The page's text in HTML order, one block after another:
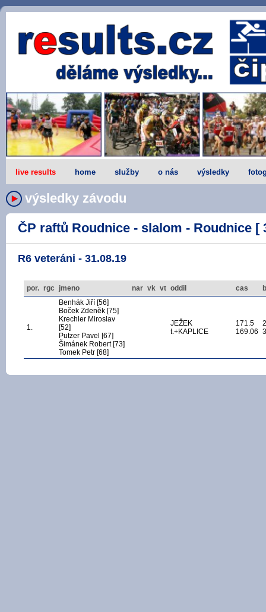
live results home služby o nás výsledky
výsledky závodu
ČP raftů Roudnice - slalom - Roudnice [
R6 veteráni - 31.08.19
por. rgc jmeno nar vk vt oddil cas
1.
Benhák Jiří [56]
Boček Zdeněk [75]
Krechler Miroslav
[52]
Putzer Pavel [67]
Šimánek Robert [73]
Tomek Petr [68]
JEŽEK
t.+KAPLICE
171.5
169.06